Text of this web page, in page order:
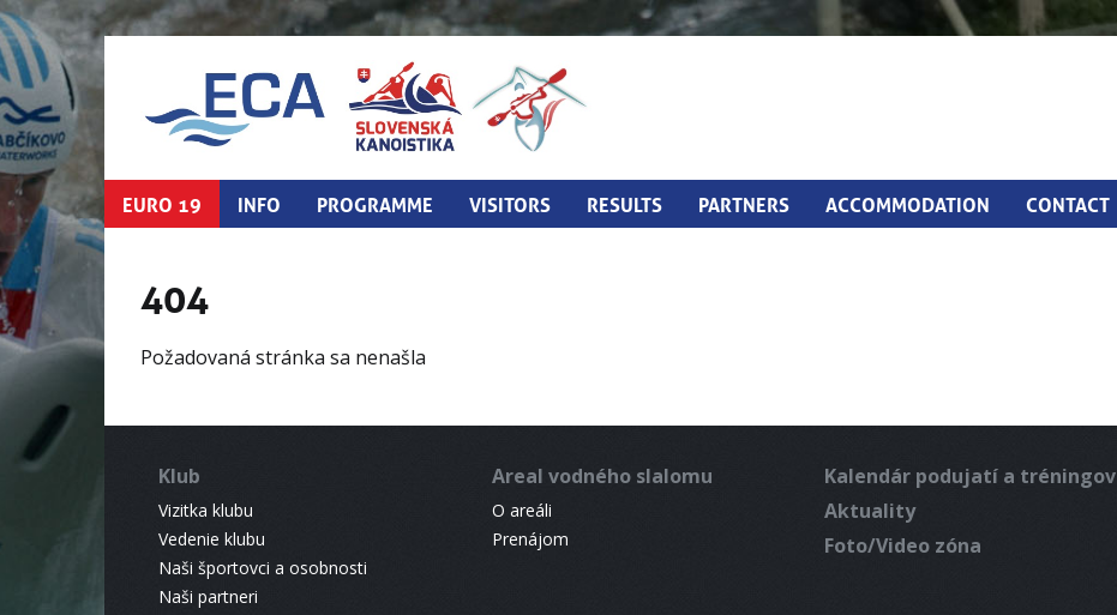
EURO 19 INFO PROGRAMME VISITORS RESULTS PARTNERS ACCOMMODATION CONTACT
404
Požadovaná stránka sa nenašla
Klub
Vizitka klubu
Vedenie klubu
Naši športovci a osobnosti
Naši partneri
Areal vodného slalomu
O areáli
Prenájom
Kalendár podujatí a tréningov
Aktuality
Foto/Video zóna